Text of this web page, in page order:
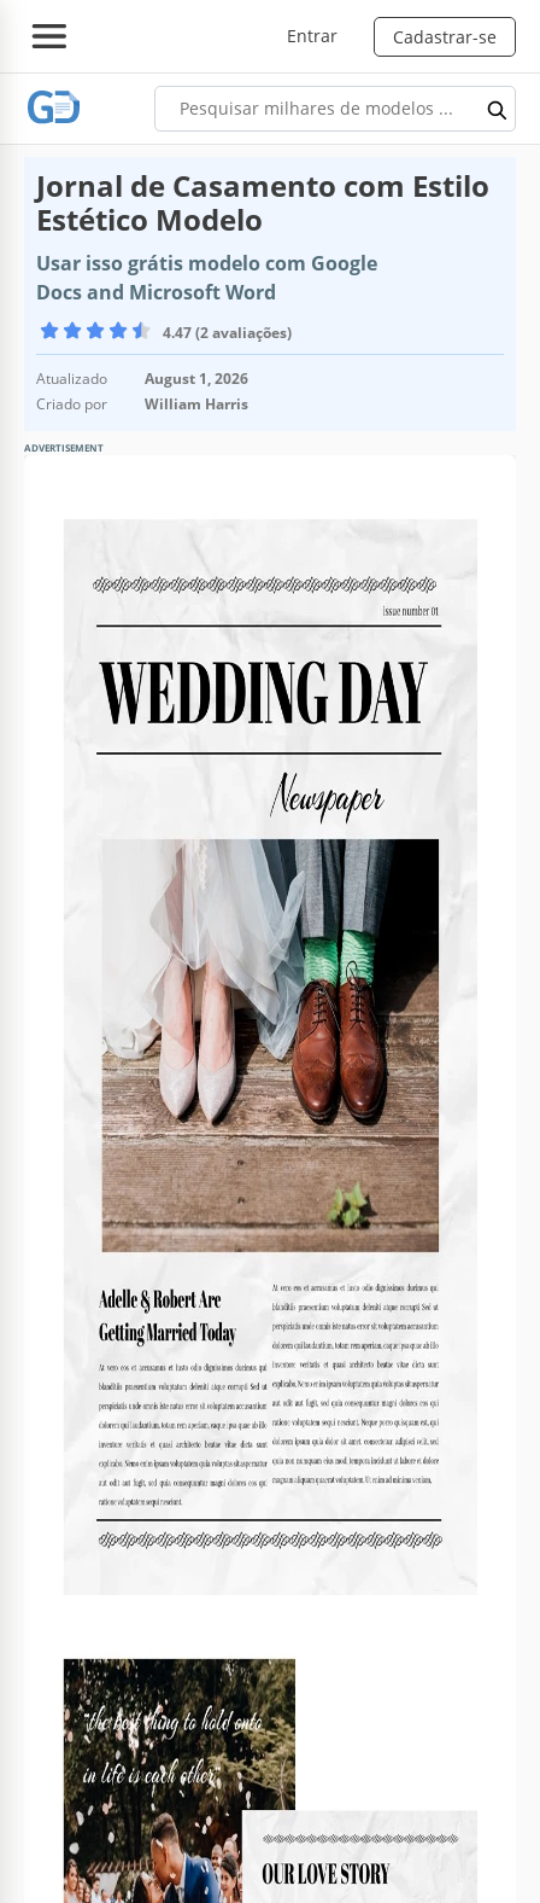
Entrar Cadastrar-se
Jornal de Casamento com Estilo
Estético Modelo
Usar isso grátis modelo com Google
Docs and Microsoft Word
4.47 (2 avaliações)
Atualizado
August 1, 2026
Criado por
William Harris
ADVERTISEMENT